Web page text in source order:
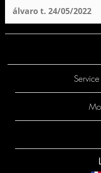
Sac à Dos avec
álvaro t. 24/05/2022